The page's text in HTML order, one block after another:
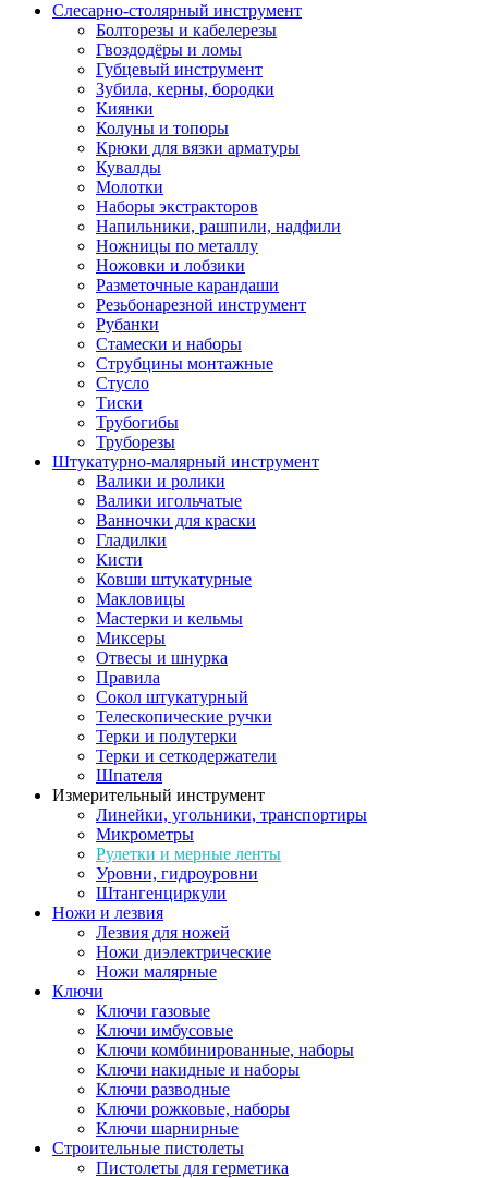
Слесарно-столярный инструмент
Болторезы и кабелерезы
Гвоздодёры и ломы
Губцевый инструмент
Зубила, керны, бородки
Киянки
Колуны и топоры
Крюки для вязки арматуры
Кувалды
Молотки
Наборы экстракторов
Напильники, рашпили, надфили
Ножницы по металлу
Ножовки и лобзики
Разметочные карандаши
Резьбонарезной инструмент
Рубанки
Стамески и наборы
Струбцины монтажные
Стусло
Тиски
Трубогибы
Труборезы
Штукатурно-малярный инструмент
Валики и ролики
Валики игольчатые
Ванночки для краски
Гладилки
Кисти
Ковши штукатурные
Макловицы
Мастерки и кельмы
Миксеры
Отвесы и шнурка
Правила
Сокол штукатурный
Телескопические ручки
Терки и полутерки
Терки и сеткодержатели
Шпателя
Измерительный инструмент
Линейки, угольники, транспортиры
Микрометры
Рулетки и мерные ленты
Уровни, гидроуровни
Штангенциркули
Ножи и лезвия
Лезвия для ножей
Ножи диэлектрические
Ножи малярные
Ключи
Ключи газовые
Ключи имбусовые
Ключи комбинированные, наборы
Ключи накидные и наборы
Ключи разводные
Ключи рожковые, наборы
Ключи шарнирные
Строительные пистолеты
Пистолеты для герметика